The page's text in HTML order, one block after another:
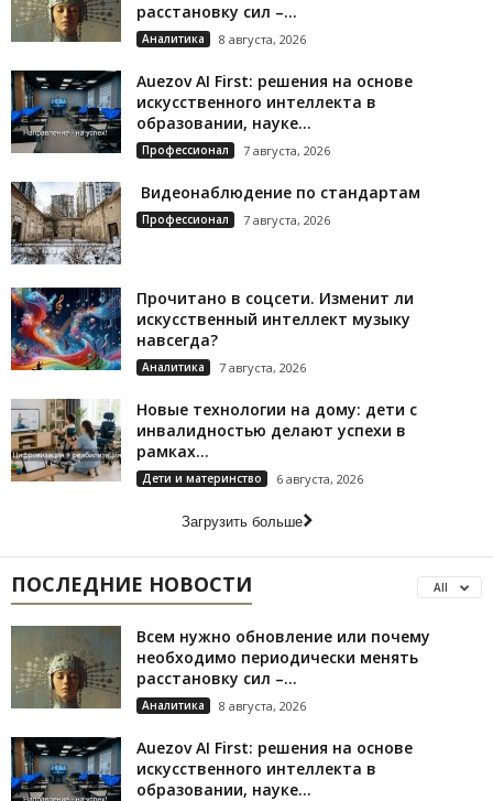
расстановку сил –...
Аналитика 8 августа, 2026
Auezov AI First: решения на основе
искусственного интеллекта в
образовании, науке...
Профессионал 7 августа, 2026
Видеонаблюдение по стандартам
Профессионал 7 августа, 2026
Прочитано в соцсети. Изменит ли
искусственный интеллект музыку
навсегда?
Аналитика 7 августа, 2026
Новые технологии на дому: дети с
инвалидностью делают успехи в
рамках...
Дети и материнство 6 августа, 2026
Загрузить больше
ПОСЛЕДНИЕ НОВОСТИ All
Всем нужно обновление или почему
необходимо периодически менять
расстановку сил –...
Аналитика 8 августа, 2026
Auezov AI First: решения на основе
искусственного интеллекта в
образовании, науке...